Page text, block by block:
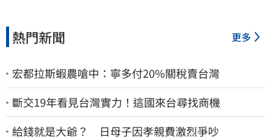
熱門新聞 更多
宏都拉斯蝦農嗆中：寧多付20%關稅賣台灣
斷交19年看見台灣實力！這國來台尋找商機
給錢就是大爺？ 日母子因孝親費激烈爭吵